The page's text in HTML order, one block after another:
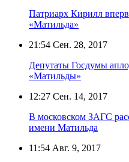
Патриарх Кирилл
«Матильда»
21:54 Сен. 28, 2017
Депутаты Госдумы
«Матильды»
12:27 Сен. 14, 2017
В московском ЗАГС
имени Матильда
11:54 Авг. 9, 2017